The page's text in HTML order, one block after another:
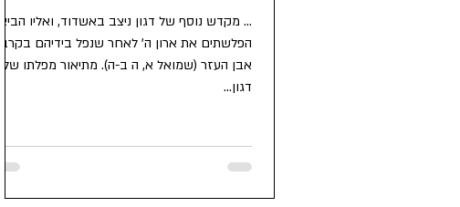
... מקדש נוסף של דגון ניצב באשדוד, ואליו הביאו
הפלשתים את ארון ה' לאחר שנפל בידיהם בקרב
אבן העזר (שמואל א, ה ב-ה). מתיאור מפלתו של
דגון...